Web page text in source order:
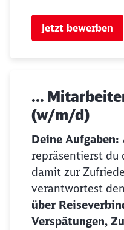
Jetzt bewerben
...
(w/m/d)
Deine Aufgaben:
repräsentierst du
damit zur
verantwortest
über
Verspätungen,